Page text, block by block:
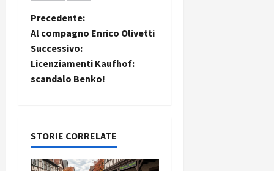
Precedente:
Al compagno Enrico Olivetti
Successivo:
Licenziamenti Kaufhof:
scandalo Benko!
STORIE CORRELATE